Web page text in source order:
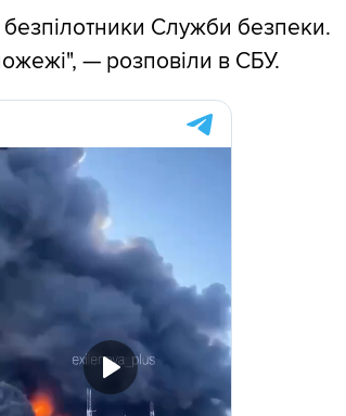
Служби безпеки.
— розповіли в СБУ.